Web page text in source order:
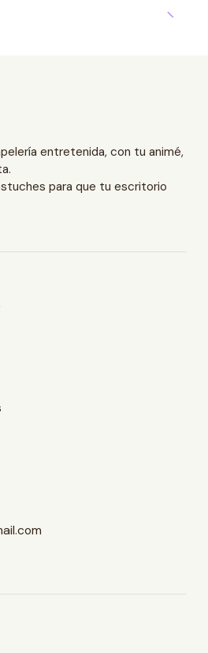
entretenida, con tu animé,
para que tu escritorio